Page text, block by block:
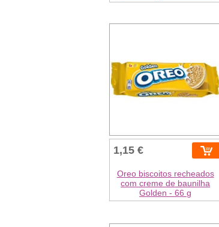
1,15 €
Oreo biscoitos recheados
com creme de baunilha
Golden - 66 g